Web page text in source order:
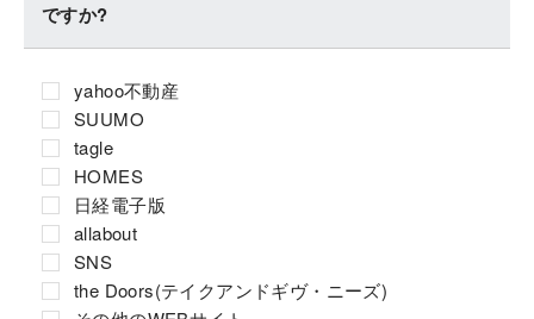
ですか?
yahoo不動産
SUUMO
tagle
HOMES
日経電子版
allabout
SNS
the Doors(テイクアンドギヴ・ニーズ)